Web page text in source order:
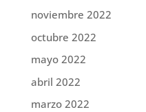
noviembre 2022
octubre 2022
mayo 2022
abril 2022
marzo 2022